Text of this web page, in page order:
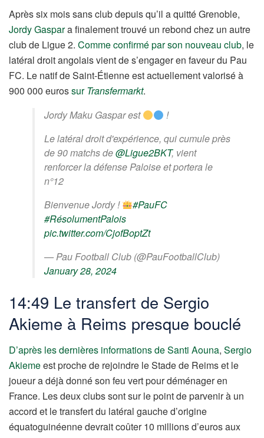
Après six mois sans club depuis qu’il a quitté Grenoble,
Jordy Gaspara finalement trouvé un rebond chez un autre
club de Ligue 2. Comme confirmé par son nouveau club, le
latéral droit angolais vient de s’engager en faveur du Pau
FC. Le natif de Saint-Étienne est actuellement valorisé à
900 000 eurossurTransfermarkt.
Jordy Maku Gaspar est
!
Le latéral droit d'expérience, qui cumule près
de 90 matchs de@Ligue2BKT, vient
renforcer la défense Paloise et portera le
n°12
Bienvenue Jordy !
#PauFC
#RésolumentPalois
pic.twitter.com/CjofBoptZt
— Pau Football Club (@PauFootballClub)
January 28, 2024
14:49 Le transfert de Sergio
Akieme à Reims presque bouclé
D’après les dernières informations de Santi Aouna, Sergio
Akiemeest proche de rejoindre le Stade de Reims et le
joueur a déjà donné son feu vert pour déménager en
France. Les deux clubs sont sur le point de parvenir à un
accord et le transfert du latéral gauche d’origine
équatoguinéenne devrait coûter 10 millions d’euros aux